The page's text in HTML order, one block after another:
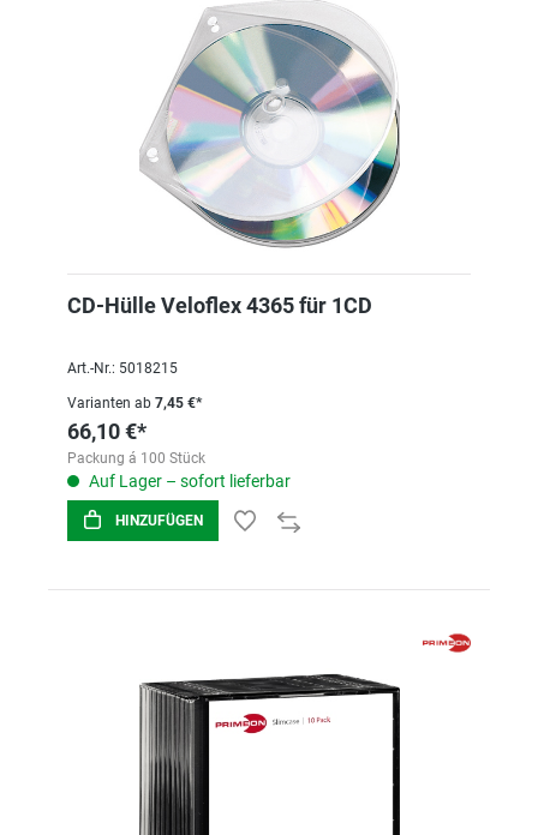
CD-Hülle Veloflex 4365 für 1CD
Art.-Nr.: 5018215
Varianten ab 7,45 €*
66,10 €*
Packung á 100 Stück
Auf Lager – sofort lieferbar
HINZUFÜGEN